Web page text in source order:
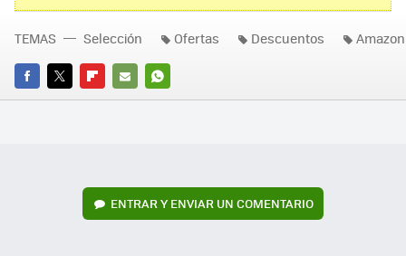
FACEBOOK
TWITTERFLIPBOARD
E-
WHATSAPP
TEMAS Selección Ofertas Descuentos
ENTRAR Y ENVIAR UN COMENTARIO